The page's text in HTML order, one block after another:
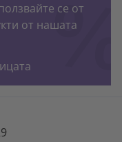
се от
от нашата